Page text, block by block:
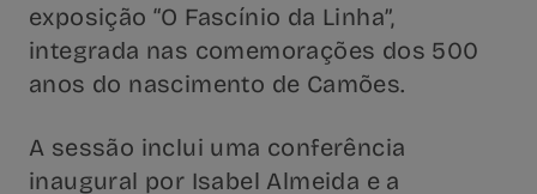
exposição “O Fascínio da Linha”,
integrada nas comemorações dos 500
anos do nascimento de Camões.
A sessão inclui uma conferência
inaugural por Isabel Almeida e a